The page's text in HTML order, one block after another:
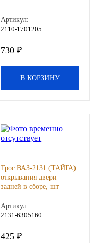
Артикул:
2110-1701205
730 ₽
В КОРЗИНУ
Трос ВАЗ-2131 (ТАЙГА)
открывания двери
задней в сборе, шт
Артикул:
2131-6305160
425 ₽